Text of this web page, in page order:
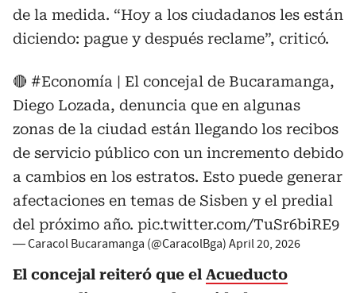
de la medida. “Hoy a los ciudadanos les están
diciendo: pague y después reclame”, criticó.
🔴 #Economía | El concejal de Bucaramanga,
Diego Lozada, denuncia que en algunas
zonas de la ciudad están llegando los recibos
de servicio público con un incremento debido
a cambios en los estratos. Esto puede generar
afectaciones en temas de Sisben y el predial
del próximo año. pic.twitter.com/TuSr6biRE9
— Caracol Bucaramanga (@CaracolBga) April 20, 2026
El concejal reiteró que el Acueducto